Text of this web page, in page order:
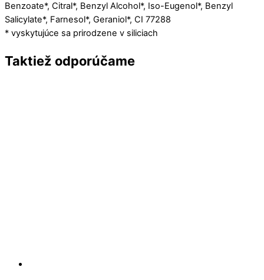
Benzoate*, Citral*, Benzyl Alcohol*, Iso-Eugenol*, Benzyl
Salicylate*, Farnesol*, Geraniol*, CI 77288
* vyskytujúce sa prirodzene v siliciach
Taktiež odporúčame